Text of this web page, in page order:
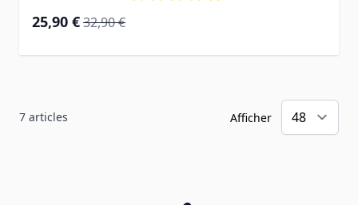
Prix Spécial
25,90 € Prix normal
32,90 €
7 articles Afficher